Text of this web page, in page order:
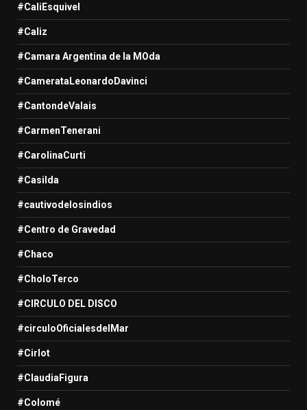
#CaliEsquivel
#Caliz
#Camara Argentina de la MOda
#CamerataLeonardoDavinci
#CantondeValais
#CarmenTenerani
#CarolinaCurti
#Casilda
#cautivodelosindios
#Centro de Gravedad
#Chaco
#CholoTerco
#CIRCULO DEL DISCO
#circuloOficialesdelMar
#Cirlot
#ClaudiaFigura
#Colomé